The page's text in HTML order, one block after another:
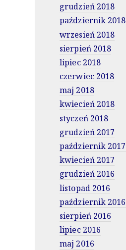
grudzień 2018
październik 2018
wrzesień 2018
sierpień 2018
lipiec 2018
czerwiec 2018
maj 2018
kwiecień 2018
styczeń 2018
grudzień 2017
październik 2017
kwiecień 2017
grudzień 2016
listopad 2016
październik 2016
sierpień 2016
lipiec 2016
maj 2016